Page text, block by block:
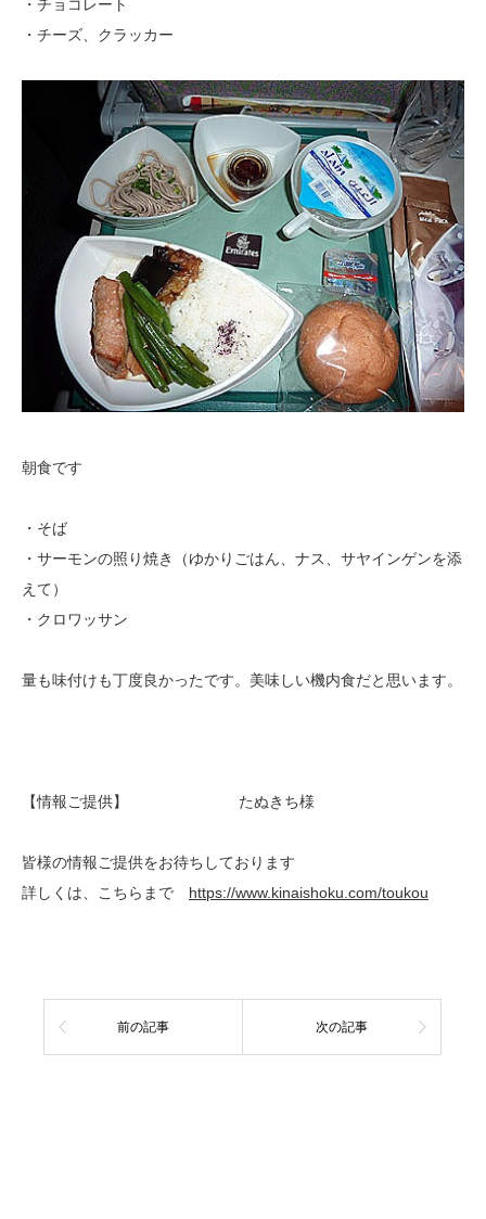
・チョコレート
・チーズ、クラッカー
朝食です
・そば
・サーモンの照り焼き（ゆかりごはん、ナス、サヤインゲンを添
えて）
・クロワッサン
量も味付けも丁度良かったです。美味しい機内食だと思います。
【情報ご提供】 たぬきち様
皆様の情報ご提供をお待ちしております
詳しくは、こちらまで https://www.kinaishoku.com/toukou
前の記事 次の記事